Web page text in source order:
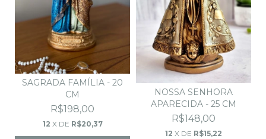
SAGRADA FAMÍLIA - 20
CM
R$198,00
12 X DE R$20,37
NOSSA SENHORA
APARECIDA - 25 CM
R$148,00
12 X DE R$15,22